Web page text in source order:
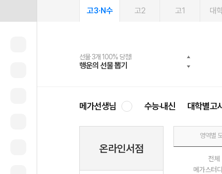
고3·N수 고2 고1 대
선물 3개 100% 당첨!
행운의 선물 뽑기
선물 100% 증정!
메가스터디 X 올리브
여름방학 스터디 캐시백
메가런 썸머스쿨
2027 러셀 단과
강사 공개선발
스마트러닝앱
설문 EVENT
메가패스
3일 무료 체험권
메가패스 수강생 무료혜택!
메가클럽 멤버십
사회공헌 캠페인
희망이룸 메가나눔
메가선생님 수능·내신 대학별고
온라인서점
영역별
전체
메가스터